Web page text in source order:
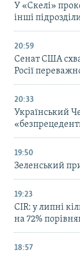
У «Скелі»
інші
20:59
Cенат США
Росії
20:33
Український
19:50
Зеленський
19:23
CIR: у липні
на 72%
18:57